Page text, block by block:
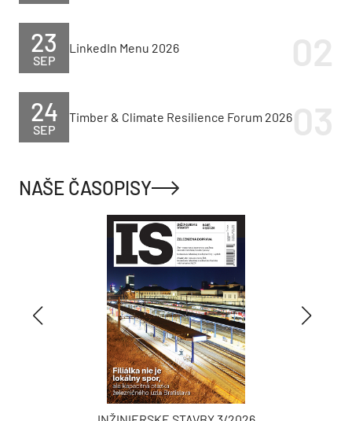
SEP
23 LinkedIn Menu 2026
SEP
24 Timber & Climate Resilience Forum 2026
NAŠE ČASOPISY